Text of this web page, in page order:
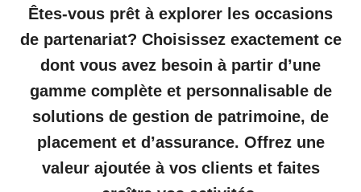
Êtes-vous prêt à explorer les occasions
de partenariat? Choisissez exactement ce
dont vous avez besoin à partir d’une
gamme complète et personnalisable de
solutions de gestion de patrimoine, de
placement et d’assurance. Offrez une
valeur ajoutée à vos clients et faites